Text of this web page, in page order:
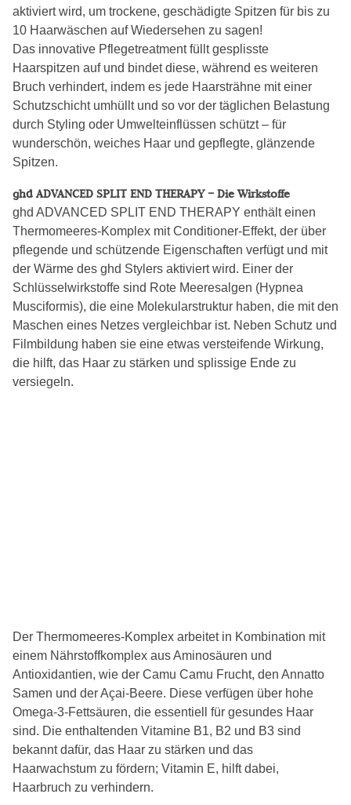
aktiviert wird, um trockene, geschädigte Spitzen für bis zu
10 Haarwäschen auf Wiedersehen zu sagen!
Das innovative Pflegetreatment füllt gesplisste
Haarspitzen auf und bindet diese, während es weiteren
Bruch verhindert, indem es jede Haarsträhne mit einer
Schutzschicht umhüllt und so vor der täglichen Belastung
durch Styling oder Umwelteinflüssen schützt – für
wunderschön, weiches Haar und gepflegte, glänzende
Spitzen.
ghd ADVANCED SPLIT END THERAPY – Die Wirkstoffe
ghd ADVANCED SPLIT END THERAPY enthält einen
Thermomeeres-Komplex mit Conditioner-Effekt, der über
pflegende und schützende Eigenschaften verfügt und mit
der Wärme des ghd Stylers aktiviert wird. Einer der
Schlüsselwirkstoffe sind Rote Meeresalgen (Hypnea
Musciformis), die eine Molekularstruktur haben, die mit den
Maschen eines Netzes vergleichbar ist. Neben Schutz und
Filmbildung haben sie eine etwas versteifende Wirkung,
die hilft, das Haar zu stärken und splissige Ende zu
versiegeln.
Der Thermomeeres-Komplex arbeitet in Kombination mit
einem Nährstoffkomplex aus Aminosäuren und
Antioxidantien, wie der Camu Camu Frucht, den Annatto
Samen und der Açai-Beere. Diese verfügen über hohe
Omega-3-Fettsäuren, die essentiell für gesundes Haar
sind. Die enthaltenden Vitamine B1, B2 und B3 sind
bekannt dafür, das Haar zu stärken und das
Haarwachstum zu fördern; Vitamin E, hilft dabei,
Haarbruch zu verhindern.